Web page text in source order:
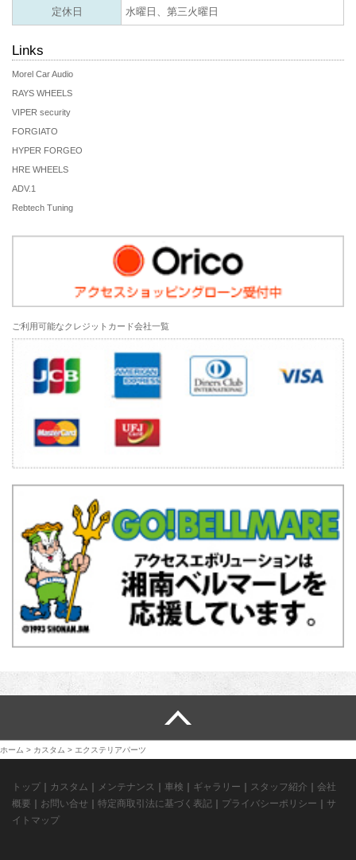
定休日 水曜日、第三火曜日
Links
Morel Car Audio
RAYS WHEELS
VIPER security
FORGIATO
HYPER FORGEO
HRE WHEELS
ADV.1
Rebtech Tuning
ご利用可能なクレジットカード会社一覧
ホーム > カスタム > エクステリアパーツ
トップ カスタム メンテナンス 車検 ギャラリー スタッフ紹介
会社
概要
お問い合せ 特定商取引法に基づく表記 プライバシーポリシー
サ
イトマップ